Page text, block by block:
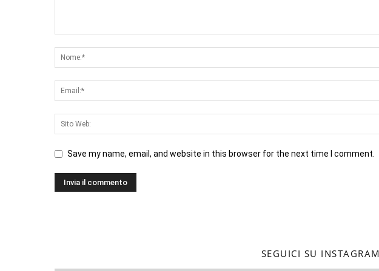
Save my name, email, and website in this browser for the next time I comment.
SEGUICI SU INSTAGRAM